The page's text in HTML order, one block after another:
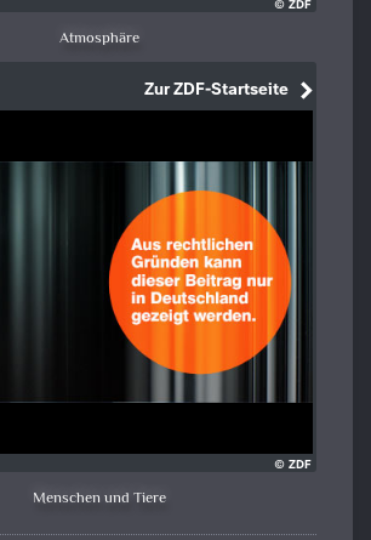
Atmosphäre
Menschen und Tiere